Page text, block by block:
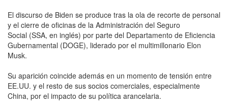
El discurso de Biden se produce tras la ola de recorte de personal
y el cierre de oficinas de la Administración del Seguro
Social (SSA, en inglés) por parte del Departamento de Eficiencia
Gubernamental (DOGE), liderado por el multimillonario Elon
Musk.
Su aparición coincide además en un momento de tensión entre
EE.UU. y el resto de sus socios comerciales, especialmente
China, por el impacto de su política arancelaria.